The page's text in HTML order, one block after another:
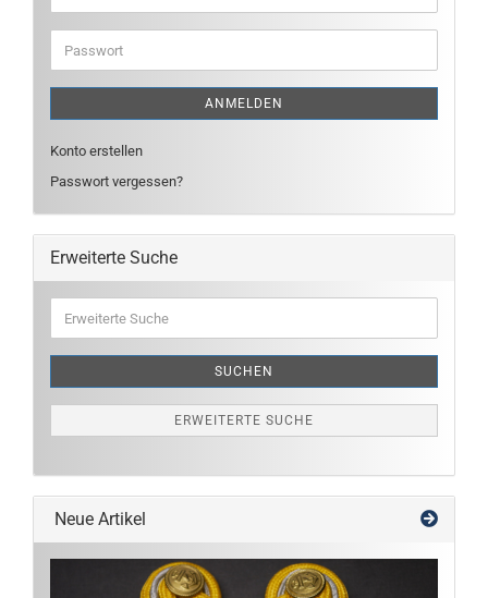
Mail-
Adresse
Passwort
ANMELDEN
Konto erstellen
Passwort vergessen?
Erweiterte Suche
Suche
SUCHEN
ERWEITERTE SUCHE
Neue Artikel